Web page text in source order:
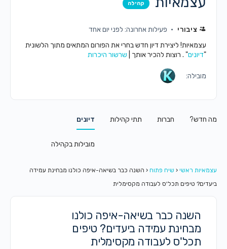
קהילה
ציבורי
פעילות אחרונה: לפני יום אחד
עצמאיות! ליצירת דיון חדש בחרי את הפורום המתאים מתוך הלשונית
דיונים" . רוצות להכיר אותך | שרשור היכרות
מובילה:
מה חדש? חברות תתי קהילות דיונים
מובילות בקהילה
עצמאיות ראשי ‹ שיח פתוח ‹ השנה כבר בשיאה-איפה כולנו מבחינת עמידה
ביעדים? טיפים תכל'ס לעבודה מקסימלית
השנה כבר בשיאה-איפה כולנו
מבחינת עמידה ביעדים? טיפים
תכל'ס לעבודה מקסימלית